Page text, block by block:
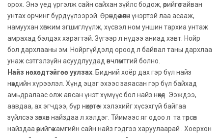
орох. Энэ үед үргэлж сайн сайхан зүйлс бодож, өөрийгөө тайван
унтах орчинг бүрдүүлээрэй. Өрөөндөө зөөлөн үнэртэй лаа асааж,
намуухан хөгжим эгшиглүүлж, хүсвэл ном уншин тархиа унтаж
амрахад бэлдэх хэрэгтэй. Зүгээр л нүдээ аниад хэвт. Нойр
бол дархлааны эм. Нойргүйдэлд ороод л байвал таны дархлаа
унаж сэтгэлзүйн асуудлуудад өвчлөмтгий болно.
Найз нөхөдтэйгөө уулзах . Бидний хоёр дах гэр бүл найз
нөхдийн хүрээлэл. Хүнд эцэг эхээс заяасан гэр бүл байхад
амьдралаас олж авсан үнэт хүмүүс бол найз нөхөд. Ээждээ,
аавдаа, ах эгчдээ, бүр нөхөртөө ч хэлэхийг хүсэхгүй байгаа
зүйлсээ зөвхөн найздаа л хэлдэг. Тйимээс яг одоо л та төрсөн
найздаа өөрийгөө хамгийн сайн найз гэдгээ харуулаарай . Хоёрхон